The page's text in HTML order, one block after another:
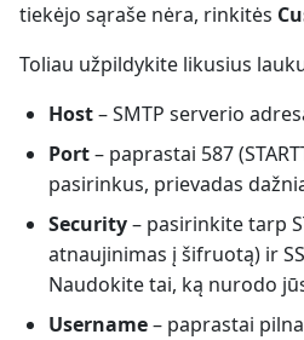
tiekėjo sąraše nėra, rinkitės
Toliau užpildykite likusius
Host– SMTP serverio
Port– paprastai 587
pasirinkus, prievadas
Security– pasirinkite tarp
atnaujinimas į šifruotą) ir
Naudokite tai, ką nurodo
Username– paprastai